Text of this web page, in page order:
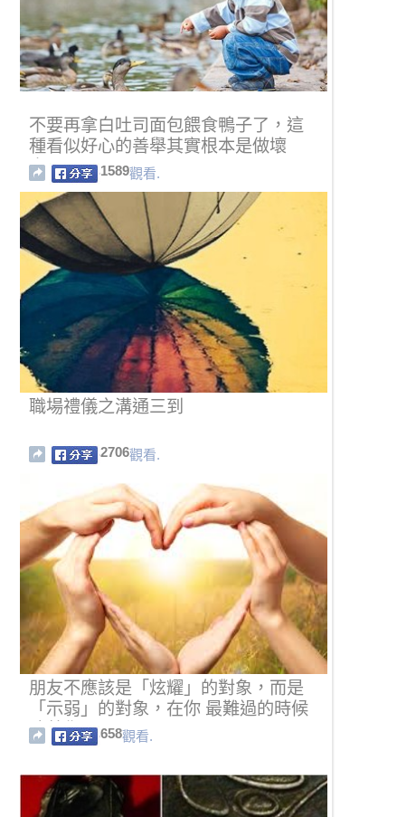
不要再拿白吐司面包餵食鴨子了，這
種看似好心的善舉其實根本是做壞
事！
1589觀看.
職場禮儀之溝通三到
2706觀看.
朋友不應該是「炫耀」的對象，而是
「示弱」的對象，在你 最難過的時候
陪著你…658觀看.